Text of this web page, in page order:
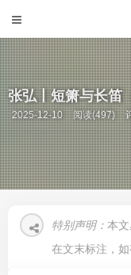
张弘丨短箫与长笛
2025-12-10 阅读(497)
特别声明： 本
在文末标注，如